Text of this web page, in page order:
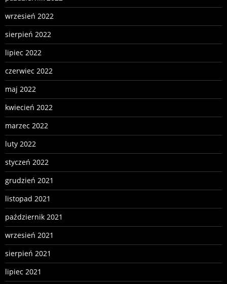
wrzesień 2022
sierpień 2022
lipiec 2022
czerwiec 2022
maj 2022
kwiecień 2022
marzec 2022
luty 2022
styczeń 2022
grudzień 2021
listopad 2021
październik 2021
wrzesień 2021
sierpień 2021
lipiec 2021